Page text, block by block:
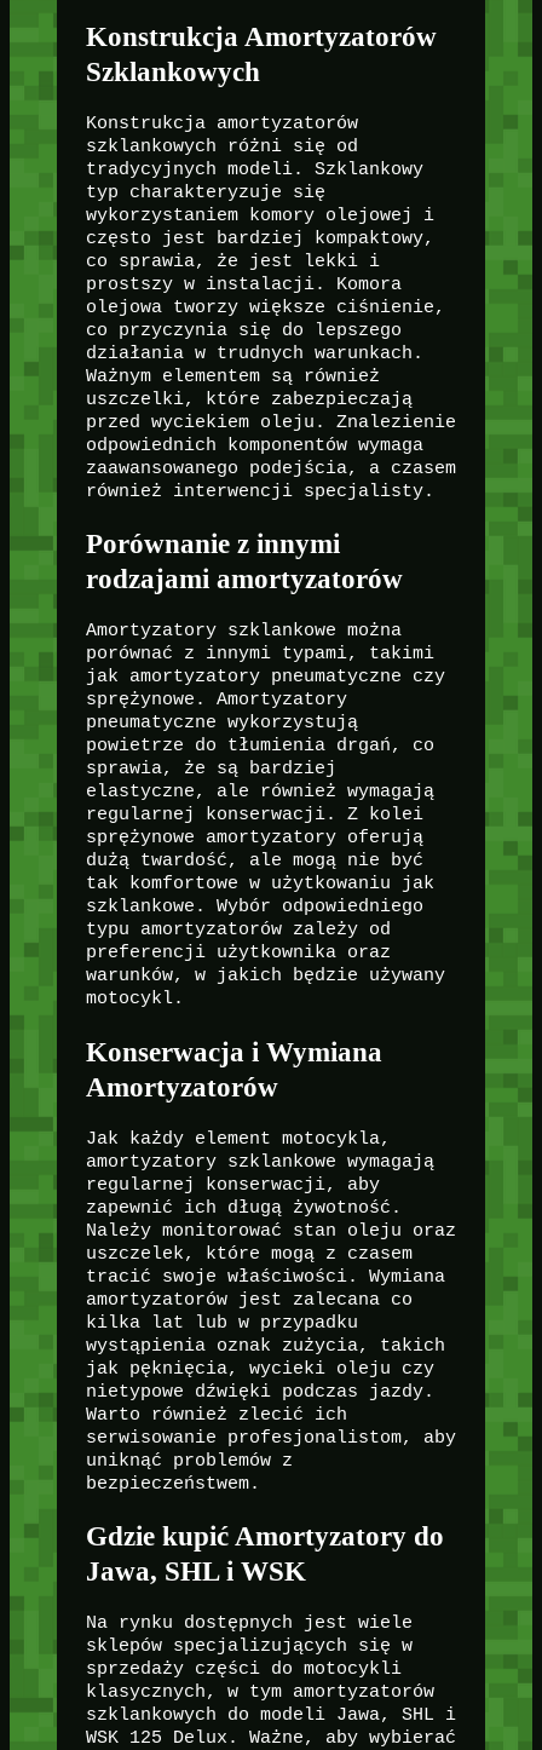
Konstrukcja Amortyzatorów
Szklankowych
Konstrukcja amortyzatorów
szklankowych różni się od
tradycyjnych modeli. Szklankowy
typ charakteryzuje się
wykorzystaniem komory olejowej i
często jest bardziej kompaktowy,
co sprawia, że jest lekki i
prostszy w instalacji. Komora
olejowa tworzy większe ciśnienie,
co przyczynia się do lepszego
działania w trudnych warunkach.
Ważnym elementem są również
uszczelki, które zabezpieczają
przed wyciekiem oleju. Znalezienie
odpowiednich komponentów wymaga
zaawansowanego podejścia, a czasem
również interwencji specjalisty.
Porównanie z innymi
rodzajami amortyzatorów
Amortyzatory szklankowe można
porównać z innymi typami, takimi
jak amortyzatory pneumatyczne czy
sprężynowe. Amortyzatory
pneumatyczne wykorzystują
powietrze do tłumienia drgań, co
sprawia, że są bardziej
elastyczne, ale również wymagają
regularnej konserwacji. Z kolei
sprężynowe amortyzatory oferują
dużą twardość, ale mogą nie być
tak komfortowe w użytkowaniu jak
szklankowe. Wybór odpowiedniego
typu amortyzatorów zależy od
preferencji użytkownika oraz
warunków, w jakich będzie używany
motocykl.
Konserwacja i Wymiana
Amortyzatorów
Jak każdy element motocykla,
amortyzatory szklankowe wymagają
regularnej konserwacji, aby
zapewnić ich długą żywotność.
Należy monitorować stan oleju oraz
uszczelek, które mogą z czasem
tracić swoje właściwości. Wymiana
amortyzatorów jest zalecana co
kilka lat lub w przypadku
wystąpienia oznak zużycia, takich
jak pęknięcia, wycieki oleju czy
nietypowe dźwięki podczas jazdy.
Warto również zlecić ich
serwisowanie profesjonalistom, aby
uniknąć problemów z
bezpieczeństwem.
Gdzie kupić Amortyzatory do
Jawa, SHL i WSK
Na rynku dostępnych jest wiele
sklepów specjalizujących się w
sprzedaży części do motocykli
klasycznych, w tym amortyzatorów
szklankowych do modeli Jawa, SHL i
WSK 125 Delux. Ważne, aby wybierać